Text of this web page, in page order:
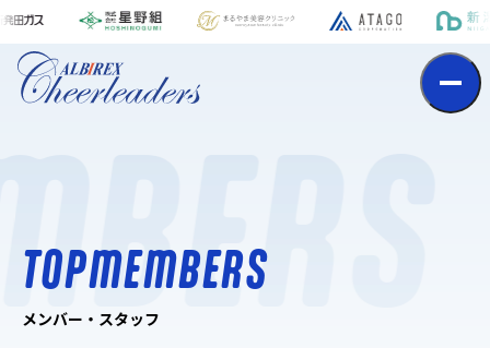
pmem
TOPMEMBERS
メンバー・スタッフ